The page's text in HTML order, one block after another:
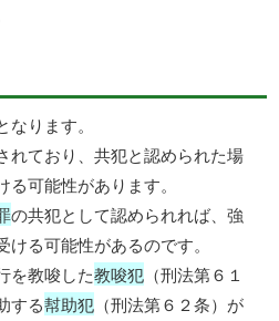
なります。
れており、共犯と認められた場
可能性があります。
の共犯として認められれば、強
る可能性があるのです。
を教唆した教唆犯 （刑法第６１
する幇助犯 （刑法第６２条）が